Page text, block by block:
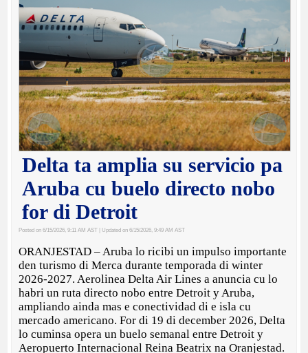
Delta ta amplia su servicio pa
Aruba cu buelo directo nobo
for di Detroit
Posted on 6/15/2026, 9:11 AM AST | Updated on 6/15/2026, 9:49 AM AST
ORANJESTAD – Aruba lo ricibi un impulso importante
den turismo di Merca durante temporada di winter
2026-2027. Aerolinea Delta Air Lines a anuncia cu lo
habri un ruta directo nobo entre Detroit y Aruba,
ampliando ainda mas e conectividad di e isla cu
mercado americano. For di 19 di december 2026, Delta
lo cuminsa opera un buelo semanal entre Detroit y
Aeropuerto Internacional Reina Beatrix na Oranjestad.